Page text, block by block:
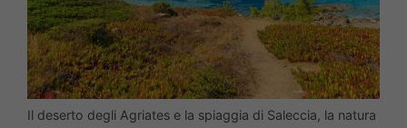
Il deserto degli Agriates e la spiaggia di Saleccia, la natura